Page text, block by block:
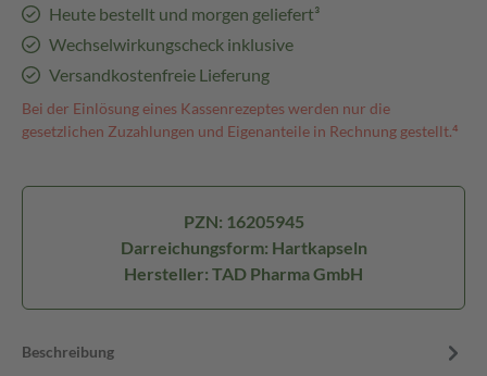
Heute bestellt und morgen geliefert³
Wechselwirkungscheck inklusive
Versandkostenfreie Lieferung
Bei der Einlösung eines Kassenrezeptes werden nur die
gesetzlichen Zuzahlungen und Eigenanteile in Rechnung gestellt.⁴
PZN: 16205945
Darreichungsform: Hartkapseln
Hersteller: TAD Pharma GmbH
Beschreibung